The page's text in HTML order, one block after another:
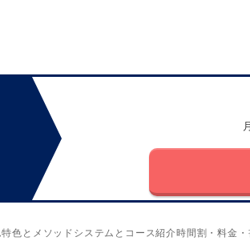
特色とメソッドシステムとコース紹介時間割・料金